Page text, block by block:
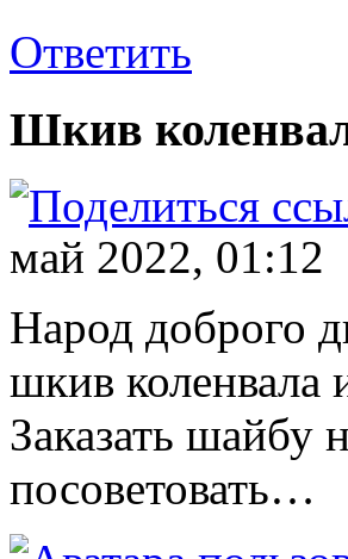
Ответить
Шкив
май 2022, 01:12
Народ доброго
шкив коленвала
Заказать шайбу
посоветовать…